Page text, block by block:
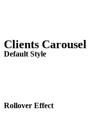
Clients Carousel
Default Style
Rollover Effect